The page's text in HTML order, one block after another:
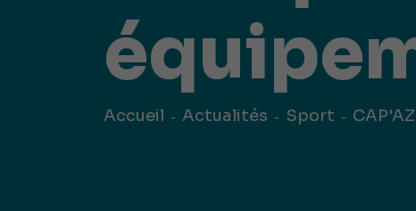
Un territoire
concerné par les
enjeux
d'amiante, compostage, etc.) et
Ressourceries
Tri des biodéchets
Accueil Actualités Sport